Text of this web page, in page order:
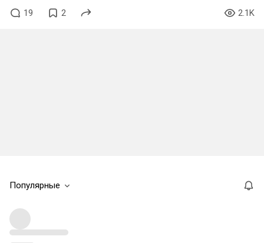
19 2 2.1K
Популярные